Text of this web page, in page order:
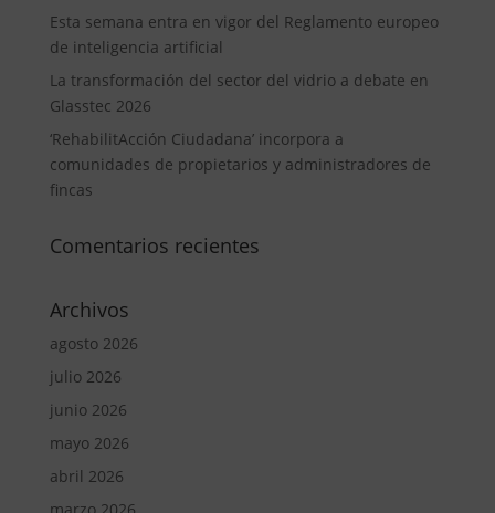
Esta semana entra en vigor del Reglamento europeo
de inteligencia artificial
La transformación del sector del vidrio a debate en
Glasstec 2026
‘RehabilitAcción Ciudadana’ incorpora a
comunidades de propietarios y administradores de
fincas
Comentarios recientes
Archivos
agosto 2026
julio 2026
junio 2026
mayo 2026
abril 2026
marzo 2026